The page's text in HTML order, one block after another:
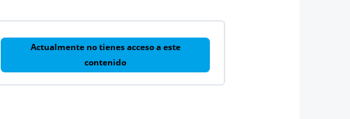
Actualmente no tienes acceso a este
contenido